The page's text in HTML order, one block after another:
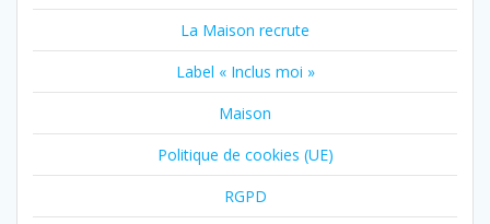
La Maison recrute
Label « Inclus moi »
Maison
Politique de cookies (UE)
RGPD